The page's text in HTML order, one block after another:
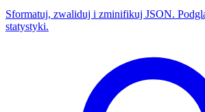
Sformatuj, zwaliduj i zminifikuj JSON.
statystyki.